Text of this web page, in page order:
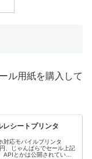
ル用紙を購入して
シートプリンタ
対応モバイルプリンタ
、じゃんぱらでセール上記
APIとかは公開されていま